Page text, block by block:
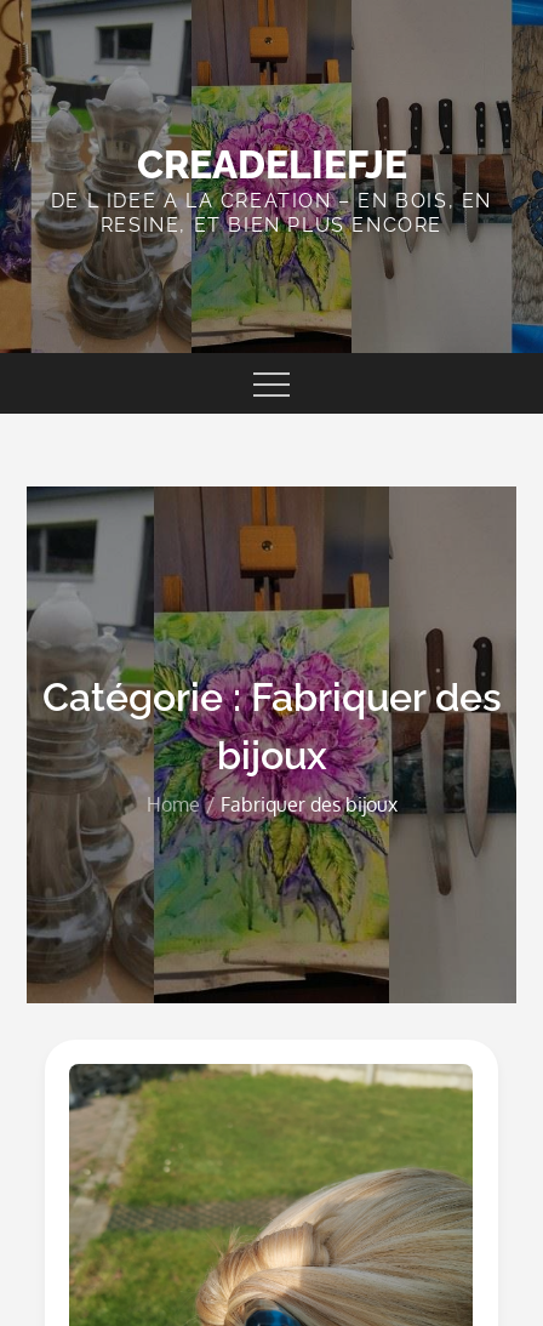
Skip
to
content
CREADELIEFJE
DE L IDEE A LA CREATION – EN BOIS, EN
RESINE, ET BIEN PLUS ENCORE
Catégorie :Fabriquer des
bijoux
Home Fabriquer des bijoux